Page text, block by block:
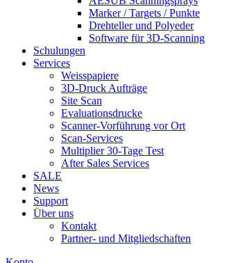
Marker / Targets / Punkte
Drehteller und Polyeder
Software für 3D-Scanning
Schulungen
Services
Weisspapiere
3D-Druck Aufträge
Site Scan
Evaluationsdrucke
Scanner-Vorführung vor Ort
Scan-Services
Multiplier 30-Tage Test
After Sales Services
SALE
News
Support
Über uns
Kontakt
Partner- und Mitgliedschaften